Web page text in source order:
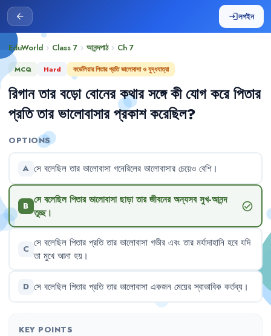
arrow_back loginলগইন
EduWorld chevron_right Class 7 chevron_right আনন্দপাঠchevron_right Ch 7
MCQ Hard কর্ডেলিয়ার পিতার প্রতি ভালোবাসা ও যুদ্ধযাত্রা
রিগান তার বড়ো বোনের কথার সঙ্গে কী যোগ করে পিতার
প্রতি তার ভালোবাসার প্রকাশ করেছিল?
OPTIONS
A সে বলেছিল তার ভালোবাসা গনেরিলের ভালোবাসার চেয়েও বেশি।
B সে বলেছিল পিতার ভালোবাসা ছাড়া তার জীবনের অন্যসব সুখ-আনন্দ
তুচ্ছ। check_circle
C সে বলেছিল পিতার প্রতি তার ভালোবাসা গভীর এবং তার মর্যাদাহানি হবে যদি
তা মুখে আনা হয়।
D সে বলেছিল পিতার প্রতি তার ভালোবাসা একজন মেয়ের স্বাভাবিক কর্তব্য।
KEY POINTS